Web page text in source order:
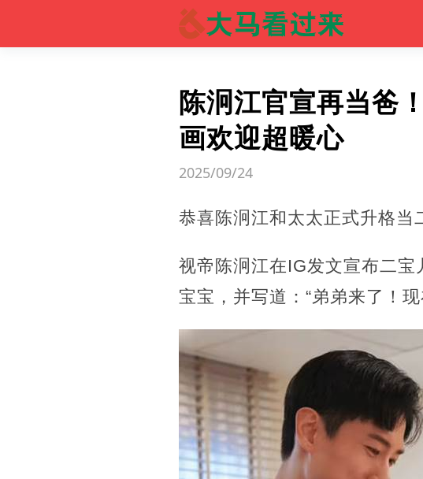
陈泂江官宣再当爸
画欢迎超暖心
2025/09/24
恭喜陈泂江和太太正式升格当
视帝陈泂江在IG发文宣布二
宝宝，并写道：“弟弟来了！